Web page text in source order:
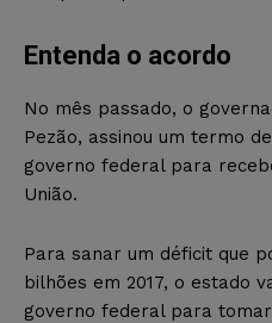
Entenda o acordo
No mês passado, o
Pezão, assinou um termo
governo federal para
União.
Para sanar um déficit que
bilhões em 2017, o estado
governo federal para